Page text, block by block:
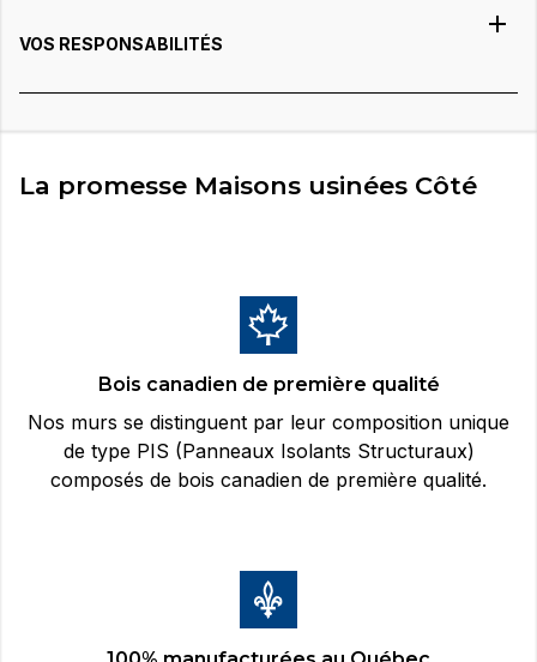
VOS RESPONSABILITÉS
La promesse Maisons usinées Côté
Bois canadien de première qualité
Nos murs se distinguent par leur composition unique
de type PIS (Panneaux Isolants Structuraux)
composés de bois canadien de première qualité.